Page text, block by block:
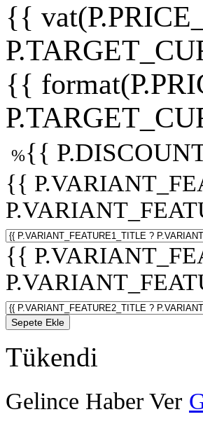
{{
{{
%{{
{{
{{
Sepete Ekle
Tükendi
Gelince Haber Ver